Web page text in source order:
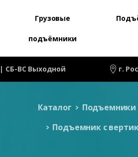
Грузовые
подъёмники
СБ-ВС Выходной г.
Каталог Подъемники
Подъемник с